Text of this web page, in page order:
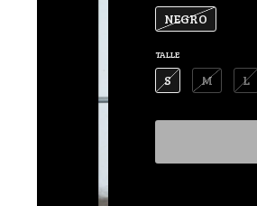
NEGRO
TALLE
S M L